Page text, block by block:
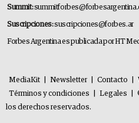
Summit:
Suscripciones:suscripciones@forbes.ar
Forbes Argentina es publicada por HT
MediaKit Newsletter Contacto
Términos y condiciones
Legales
los derechos reservados.